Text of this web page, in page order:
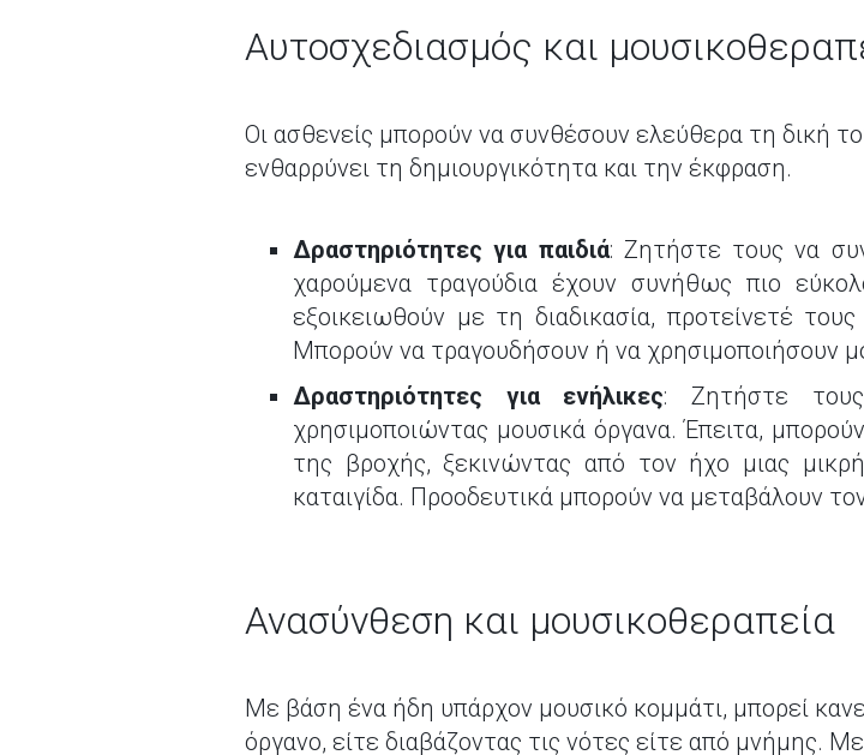
Αυτοσχεδιασμός και
Οι ασθενείς μπορούν να συνθέσουν ελεύθερα τη δική
ενθαρρύνει τη δημιουργικότητα και την έκφραση.
Δραστηριότητες για παιδιά: Ζητήστε τους να
χαρούμενα τραγούδια έχουν συνήθως πιο
εξοικειωθούν με τη διαδικασία, προτείνετέ
Μπορούν να τραγουδήσουν ή να χρησιμοποιήσουν
Δραστηριότητες για ενήλικες: Ζητήστε
χρησιμοποιώντας μουσικά όργανα. Έπειτα,
της βροχής, ξεκινώντας από τον ήχο μιας
καταιγίδα. Προοδευτικά μπορούν να μεταβάλουν
Ανασύνθεση και μουσικοθεραπεία
Με βάση ένα ήδη υπάρχον μουσικό κομμάτι, μπορεί
όργανο, είτε διαβάζοντας τις νότες είτε από μνήμης.